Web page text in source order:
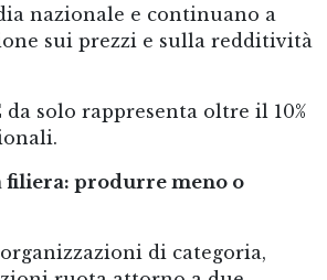
nazionale e continuano a
sui prezzi e sulla redditività
da solo rappresenta oltre il 10%
produrre meno o
di categoria,